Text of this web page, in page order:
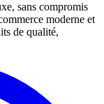
sans compromis
moderne et
de qualité,